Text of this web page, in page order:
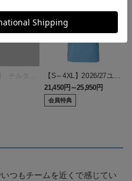
チルタリ
ー
【S～4XL】2026/27ユニ
フォーム オーセンティッ
クモデル:FP1st
21,450円～25,950円
会員特典
つもチームを近くで感じてい